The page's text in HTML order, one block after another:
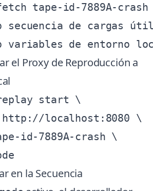
tape-id-7889A-crash
secuencia de cargas
el Proxy de Reproducción a
start \
localhost:8080 \
id-7889A-crash \
en la Secuencia